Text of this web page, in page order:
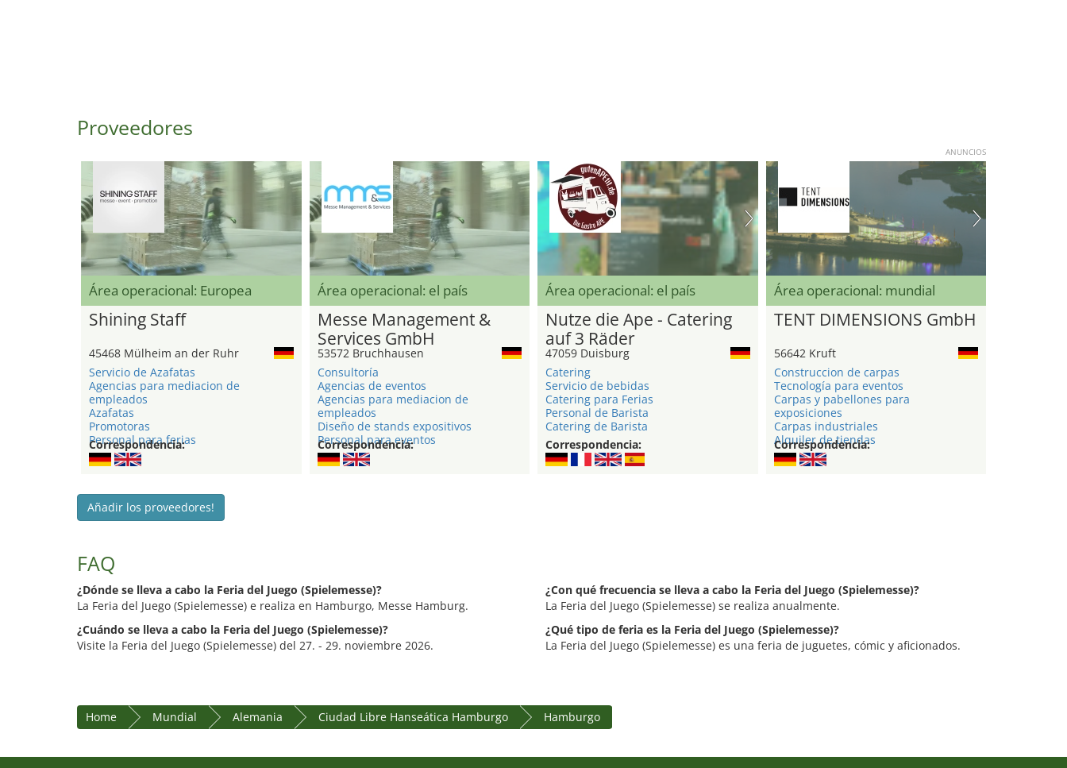
Proveedores
ANUNCIOS
Área operacional: Europea
Shining Staff
45468 Mülheim an der Ruhr
Servicio de Azafatas
Agencias para mediacion de
empleados
Azafatas
Promotoras
Personal para ferias
Correspondencia:
Área operacional: el país
Messe Management &
Services GmbH
53572 Bruchhausen
Consultoría
Agencias de eventos
Agencias para mediacion de
empleados
Diseño de stands expositivos
Personal para eventos
Correspondencia:
Área operacional: el país
Nutze die Ape - Catering
auf 3 Räder
47059 Duisburg
Catering
Servicio de bebidas
Catering para Ferias
Personal de Barista
Catering de Barista
Correspondencia:
Área operacional: mundial
TENT DIMENSIONS GmbH
56642 Kruft
Construccion de carpas
Tecnología para eventos
Carpas y pabellones para
exposiciones
Carpas industriales
Alquiler de tiendas
Correspondencia:
Añadir los proveedores!
FAQ
¿Dónde se lleva a cabo la Feria del Juego (Spielemesse)?
La Feria del Juego (Spielemesse) e realiza en Hamburgo, Messe Hamburg.
¿Cuándo se lleva a cabo la Feria del Juego (Spielemesse)?
Visite la Feria del Juego (Spielemesse) del 27. - 29. noviembre 2026.
¿Con qué frecuencia se lleva a cabo la Feria del Juego (Spielemesse)?
La Feria del Juego (Spielemesse) se realiza anualmente.
¿Qué tipo de feria es la Feria del Juego (Spielemesse)?
La Feria del Juego (Spielemesse) es una feria de juguetes, cómic y aficionados.
Home Mundial Alemania Ciudad Libre Hanseática Hamburgo Hamburgo